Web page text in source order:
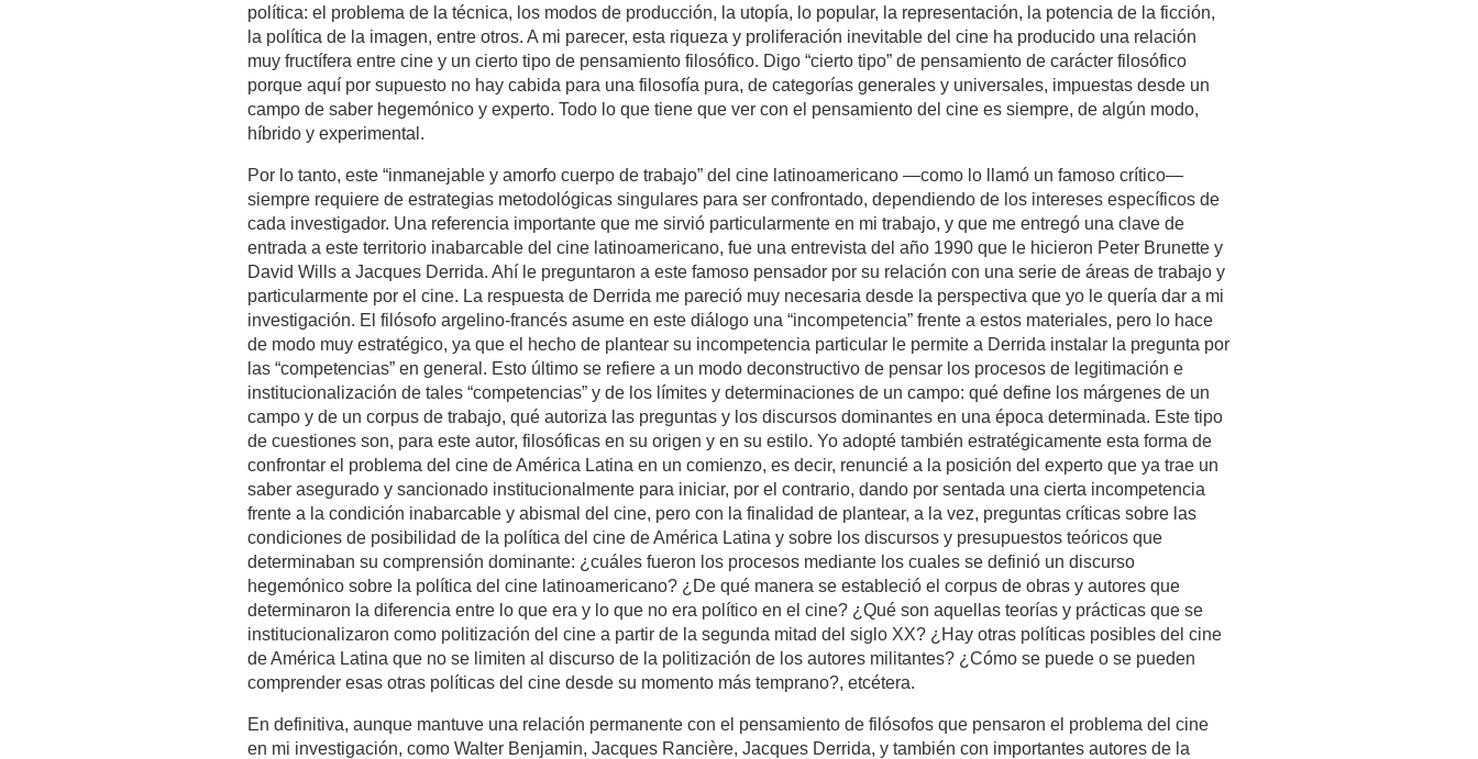
política: el problema de la técnica, los modos de producción, la utopía, lo popular, la representación, la potencia de la ficción,
la política de la imagen, entre otros. A mi parecer, esta riqueza y proliferación inevitable del cine ha producido una relación
muy fructífera entre cine y un cierto tipo de pensamiento filosófico. Digo “cierto tipo” de pensamiento de carácter filosófico
porque aquí por supuesto no hay cabida para una filosofía pura, de categorías generales y universales, impuestas desde un
campo de saber hegemónico y experto. Todo lo que tiene que ver con el pensamiento del cine es siempre, de algún modo,
híbrido y experimental.
Por lo tanto, este “inmanejable y amorfo cuerpo de trabajo” del cine latinoamericano —como lo llamó un famoso crítico—
siempre requiere de estrategias metodológicas singulares para ser confrontado, dependiendo de los intereses específicos de
cada investigador. Una referencia importante que me sirvió particularmente en mi trabajo, y que me entregó una clave de
entrada a este territorio inabarcable del cine latinoamericano, fue una entrevista del año 1990 que le hicieron Peter Brunette y
David Wills a Jacques Derrida. Ahí le preguntaron a este famoso pensador por su relación con una serie de áreas de trabajo y
particularmente por el cine. La respuesta de Derrida me pareció muy necesaria desde la perspectiva que yo le quería dar a mi
investigación. El filósofo argelino-francés asume en este diálogo una “incompetencia” frente a estos materiales, pero lo hace
de modo muy estratégico, ya que el hecho de plantear su incompetencia particular le permite a Derrida instalar la pregunta por
las “competencias” en general. Esto último se refiere a un modo deconstructivo de pensar los procesos de legitimación e
institucionalización de tales “competencias” y de los límites y determinaciones de un campo: qué define los márgenes de un
campo y de un corpus de trabajo, qué autoriza las preguntas y los discursos dominantes en una época determinada. Este tipo
de cuestiones son, para este autor, filosóficas en su origen y en su estilo. Yo adopté también estratégicamente esta forma de
confrontar el problema del cine de América Latina en un comienzo, es decir, renuncié a la posición del experto que ya trae un
saber asegurado y sancionado institucionalmente para iniciar, por el contrario, dando por sentada una cierta incompetencia
frente a la condición inabarcable y abismal del cine, pero con la finalidad de plantear, a la vez, preguntas críticas sobre las
condiciones de posibilidad de la política del cine de América Latina y sobre los discursos y presupuestos teóricos que
determinaban su comprensión dominante: ¿cuáles fueron los procesos mediante los cuales se definió un discurso
hegemónico sobre la política del cine latinoamericano? ¿De qué manera se estableció el corpus de obras y autores que
determinaron la diferencia entre lo que era y lo que no era político en el cine? ¿Qué son aquellas teorías y prácticas que se
institucionalizaron como politización del cine a partir de la segunda mitad del siglo XX? ¿Hay otras políticas posibles del cine
de América Latina que no se limiten al discurso de la politización de los autores militantes? ¿Cómo se puede o se pueden
comprender esas otras políticas del cine desde su momento más temprano?, etcétera.
En definitiva, aunque mantuve una relación permanente con el pensamiento de filósofos que pensaron el problema del cine
en mi investigación, como Walter Benjamin, Jacques Rancière, Jacques Derrida, y también con importantes autores de la